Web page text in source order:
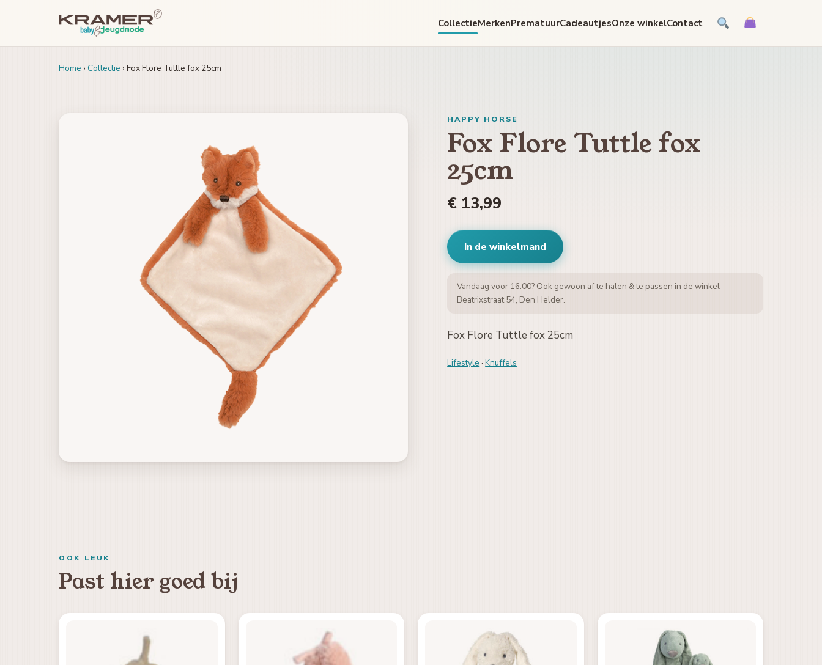
CollectieMerkenPrematuurCadeautjesOnze winkelContact
Home › Collectie › Fox Flore Tuttle fox 25cm
HAPPY HORSE
Fox Flore Tuttle fox
25cm
€ 13,99
In de winkelmand
Vandaag voor 16:00? Ook gewoon af te halen & te passen in de winkel —
Beatrixstraat 54, Den Helder.
Fox Flore Tuttle fox 25cm
Lifestyle ·Knuffels
OOK LEUK
Past hier goed bij